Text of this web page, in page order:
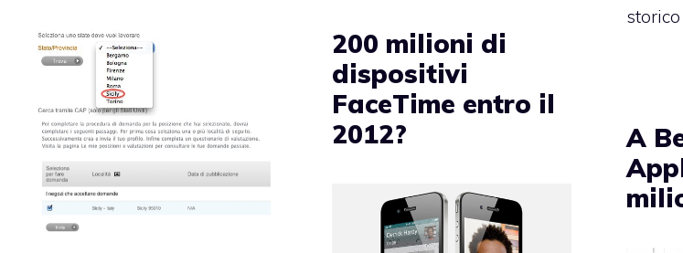
200 milioni di
dispositivi
FaceTime entro il
2012?
A